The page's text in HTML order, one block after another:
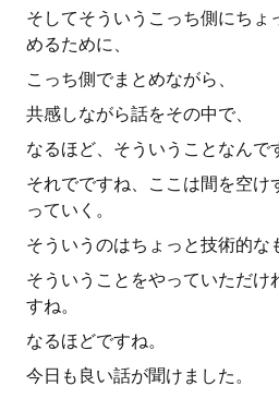
そしてそういうこっち側にちょ
めるために、
こっち側でまとめながら、
共感しながら話をその中で、
なるほど、そういうことなんで
それでですね、ここは間を空け
っていく。
そういうのはちょっと技術的な
そういうことをやっていただけ
すね。
なるほどですね。
今日も良い話が聞けました。